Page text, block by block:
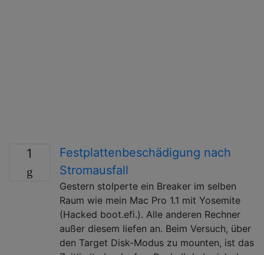
1
Festplattenbeschädigung nach
Stromausfall
Gestern stolperte ein Breaker im selben
Raum wie mein Mac Pro 1.1 mit Yosemite
(Hacked boot.efi.). Alle anderen Rechner
außer diesem liefen an. Beim Versuch, über
den Target Disk-Modus zu mounten, ist das